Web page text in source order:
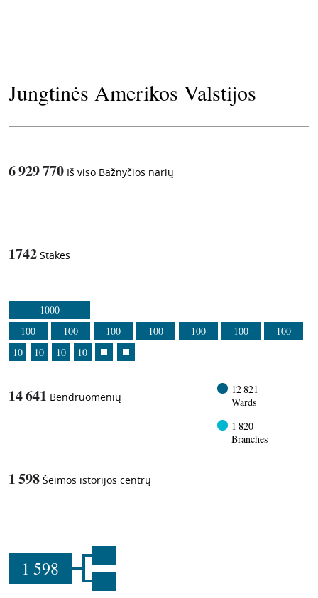
Jungtinės Amerikos Valstijos
6 929 770 Iš viso Bažnyčios narių
1742 Stakes
1000
100
100 100 100 100 100
100
10
10 10 10
14 641 Bendruomenių
12 821
Wards
1 820
Branches
1 598 Šeimos istorijos centrų
1 598